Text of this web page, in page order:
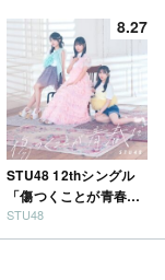
8.27
STU48 12thシングル
「傷つくことが青春
だ」
STU48